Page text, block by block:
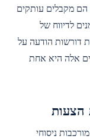
מקבלים עותקים
לדיווח של
דורשות הודעה על
במועדים אלה היא אחת
הצעות
ניסוחי